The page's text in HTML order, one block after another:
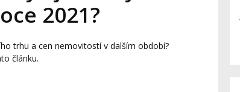
2021?
trhu a cen nemovitostí v dalším období?
článku.